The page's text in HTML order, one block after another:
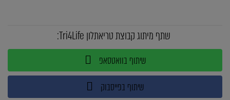
שתף מיתוג קבוצת טריאתלון Tri4Life:
שיתוף בוואטסאפ
שיתוף בפייסבוק